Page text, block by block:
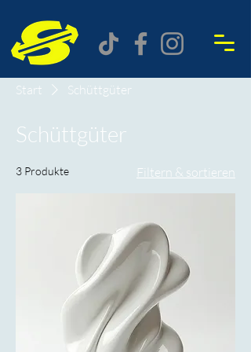
Start Schüttgüter
Schüttgüter
3 Produkte Filtern & sortieren